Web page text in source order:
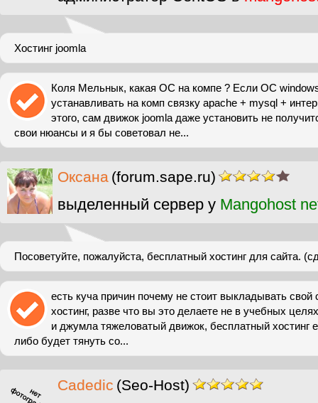
Хостинг joomla
Коля Мельнык, какая ОС на компе ? Если ОС
устанавливать на комп связку apache + mysql +
этого, сам движок joomla даже установить не
свои нюансы и я бы советовал не...
Оксана (forum.sape.ru)
выделенный сервер у Mangohost
Посоветуйте, пожалуйста, бесплатный хостинг для сайта.
есть куча причин почему не стоит выкладывать свой
хостинг, разве что вы это делаете не в учебных
и джумла тяжеловатый движок, бесплатный хостинг
либо будет тянуть со...
Cadedic (Seo-Host)